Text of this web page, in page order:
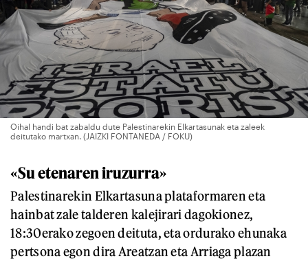
Oihal handi bat zabaldu dute Palestinarekin Elkartasunak eta zaleek
deitutako martxan. (JAIZKI FONTANEDA / FOKU)
«Su etenaren iruzurra»
Palestinarekin Elkartasuna plataformaren eta
hainbat zale talderen kalejirari dagokionez,
18:30erako zegoen deituta, eta ordurako ehunaka
pertsona egon dira Areatzan eta Arriaga plazan